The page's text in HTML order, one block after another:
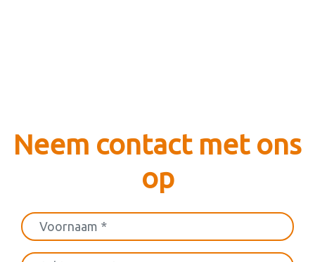
Neem contact met ons
op